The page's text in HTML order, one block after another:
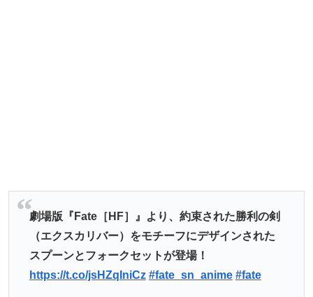
劇場版『Fate［HF］』より、約束された勝利の剣
（エクスカリバー）をモチーフにデザインされた
スプーンとフォークセットが登場！
https://t.co/jsHZqIniCz #fate_sn_anime #fate